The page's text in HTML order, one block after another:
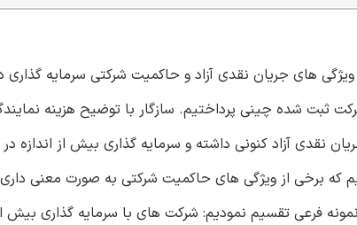
ویژگی های جریان نقدی آزاد و حاکمیت شرکتی سرمایه
یک نمونه متشکل از 865 شرکت ثبت شده چینی پرداختیم. سازگار با توضیح
نقدی آزاد کنونی داشته و سرمایه گذاری بیش از اندازه
که برخی از ویژگی های حاکمیت شرکتی به صورت معنی داری
نمونه فرعی تقسیم نمودیم: شرکت های با سرمایه گذاری بیش